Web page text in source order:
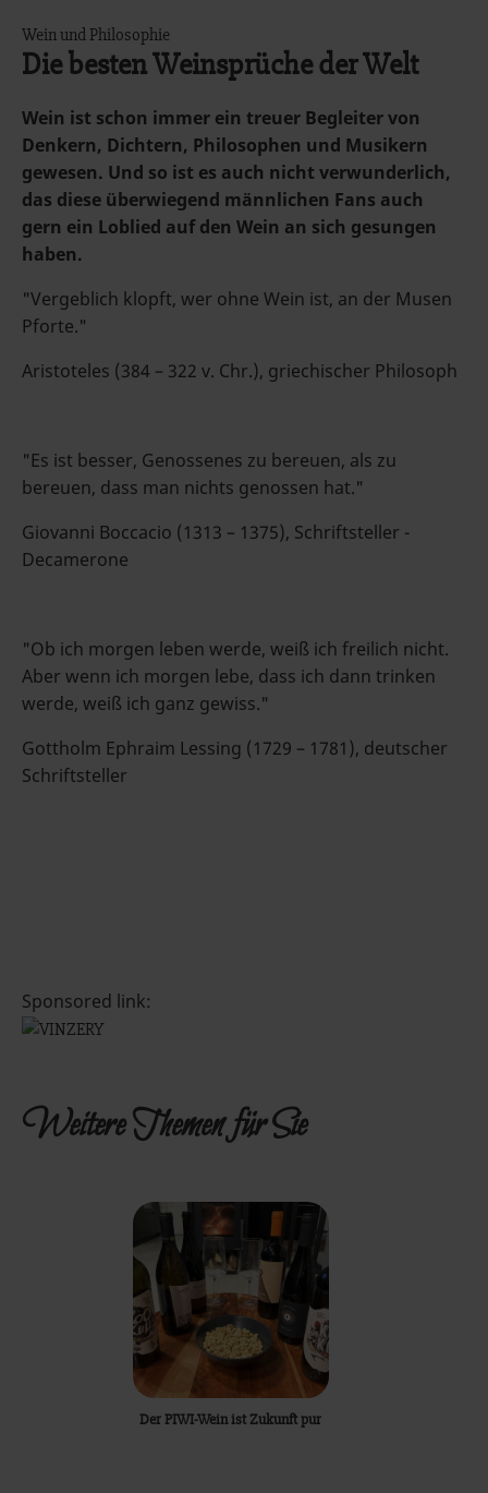
Wein und Philosophie
Die besten Weinsprüche der Welt
Wein ist schon immer ein treuer Begleiter von
Denkern, Dichtern, Philosophen und Musikern
gewesen. Und so ist es auch nicht verwunderlich,
das diese überwiegend männlichen Fans auch
gern ein Loblied auf den Wein an sich gesungen
haben.
"Vergeblich klopft, wer ohne Wein ist, an der Musen
Pforte."
Aristoteles (384 – 322 v. Chr.), griechischer Philosoph
"Es ist besser, Genossenes zu bereuen, als zu
bereuen, dass man nichts genossen hat."
Giovanni Boccacio (1313 – 1375), Schriftsteller -
Decamerone
"Ob ich morgen leben werde, weiß ich freilich nicht.
Aber wenn ich morgen lebe, dass ich dann trinken
werde, weiß ich ganz gewiss."
Gottholm Ephraim Lessing (1729 – 1781), deutscher
Schriftsteller
Sponsored link:
Weitere Themen für Sie
Der PIWI-Wein ist Zukunft pur